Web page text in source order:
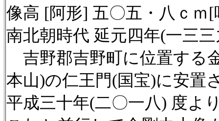
像高 [阿形] 五〇五・八ｃｍ
南北朝時代 延元四年(一三
吉野郡吉野町に位置する
本山)の仁王門(国宝)に安置
平成三十年(二〇一八) 度よ